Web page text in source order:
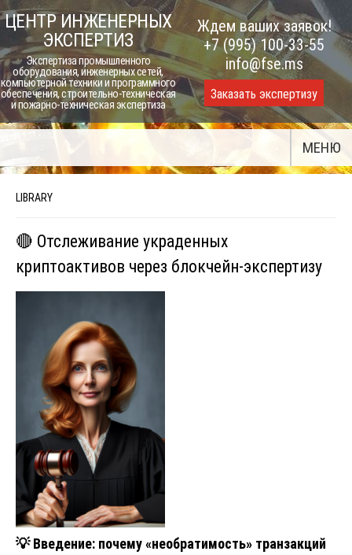
Skip
to
content
ЦЕНТР ИНЖЕНЕРНЫХ
ЭКСПЕРТИЗ
Экспертиза промышленного
оборудования, инженерных сетей,
компьютерной техники и программного
обеспечения, строительно-техническая
и пожарно-техническая экспертиза
Ждем ваших заявок!
+7 (995) 100-33-55
info@fse.ms
Заказать экспертизу
МЕНЮ
LIBRARY
🔴 Отслеживание украденных
криптоактивов через блокчейн-экспертизу
💡Введение: почему «необратимость» транзакций